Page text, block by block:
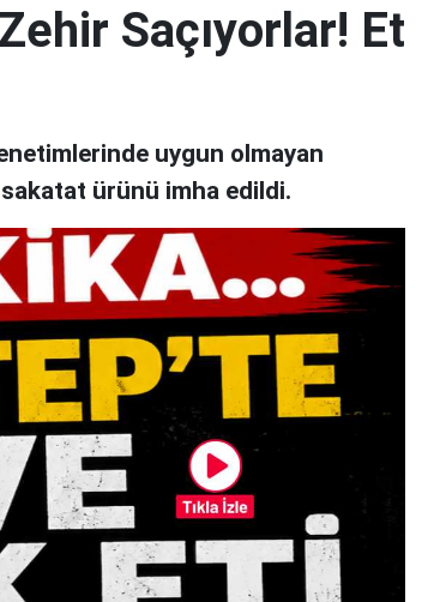
Saçıyorlar! Et
uygun olmayan
ürünü imha edildi.